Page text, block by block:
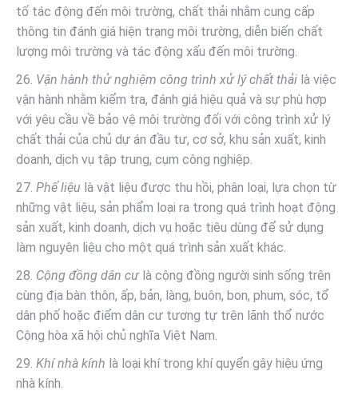
tố tác động đến môi trường, chất thải nhằm cung cấp
thông tin đánh giá hiện trạng môi trường, diễn biến chất
lượng môi trường và tác động xấu đến môi trường.
26. Vận hành thử nghiệm công trình xử lý chất thải là việc
vận hành nhằm kiểm tra, đánh giá hiệu quả và sự phù hợp
với yêu cầu về bảo vệ môi trường đối với công trình xử lý
chất thải của chủ dự án đầu tư, cơ sở, khu sản xuất, kinh
doanh, dịch vụ tập trung, cụm công nghiệp.
27. Phế liệu là vật liệu được thu hồi, phân loại, lựa chọn từ
những vật liệu, sản phẩm loại ra trong quá trình hoạt động
sản xuất, kinh doanh, dịch vụ hoặc tiêu dùng để sử dụng
làm nguyên liệu cho một quá trình sản xuất khác.
28. Cộng đồng dân cưlà cộng đồng người sinh sống trên
cùng địa bàn thôn, ấp, bản, làng, buôn, bon, phum, sóc, tổ
dân phố hoặc điểm dân cư tương tự trên lãnh thổ nước
Cộng hòa xã hội chủ nghĩa Việt Nam.
29. Khí nhà kính là loại khí trong khí quyển gây hiệu ứng
nhà kính.